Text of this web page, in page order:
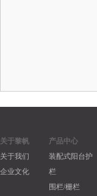
产品中心
装配式阳台护
栏
围栏/栅栏
关于黎帆
关于我们
企业文化